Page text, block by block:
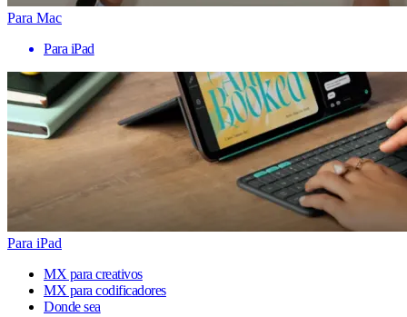
Para Mac
Para iPad
Para iPad
MX para creativos
MX para codificadores
Donde sea